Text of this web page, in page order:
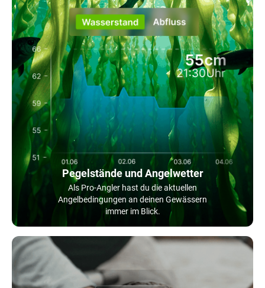
Pegelstände und Angelwetter
Als Pro-Angler hast du die aktuellen
Angelbedingungen an deinen Gewässern
immer im Blick.